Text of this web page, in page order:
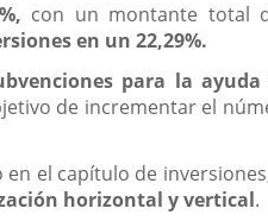
con un montante total
en un 22,29%.
para la
de incrementar el
en el capítulo de
horizontal y vertical.